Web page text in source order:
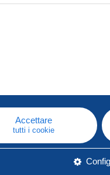
Accettare
tutti i cookie